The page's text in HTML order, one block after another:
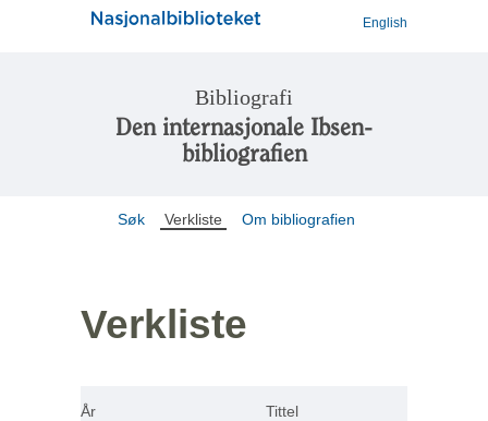
English
Bibliografi
Den internasjonale Ibsen-
bibliografien
Søk Verkliste Om bibliografien
Verkliste
År Tittel